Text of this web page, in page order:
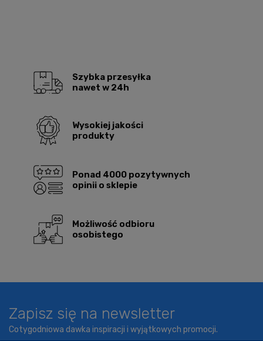
Szybka przesyłka
nawet w 24h
Wysokiej jakości
produkty
Ponad 4000 pozytywnych
opinii o sklepie
Możliwość odbioru
osobistego
Zapisz się na newsletter
Cotygodniowa dawka inspiracji i wyjątkowych promocji.